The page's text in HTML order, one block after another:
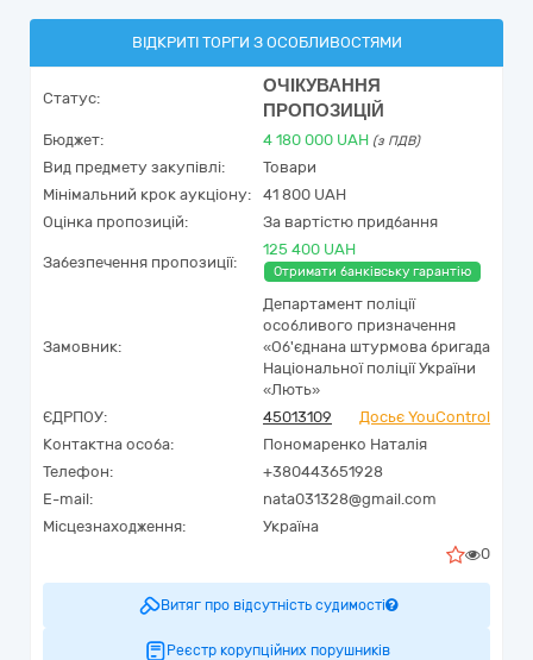
ВІДКРИТІ ТОРГИ З ОСОБЛИВОСТЯМИ
Статус:
ОЧІКУВАННЯ
ПРОПОЗИЦІЙ
Бюджет: 4 180 000 UAH (з ПДВ)
Вид предмету закупівлі:
Товари
Мінімальний крок аукціону:
41 800 UAH
Оцінка пропозицій:
За вартістю придбання
Забезпечення пропозиції:
125 400 UAH
Отримати банківську гарантію
Замовник:
Департамент поліції
особливого призначення
«Об'єднана штурмова бригада
Національної поліції України
«Лють»
ЄДРПОУ:
45013109
Досьє YouControl
Контактна особа:
Пономаренко Наталія
Телефон:
+380443651928
E-mail:
nata031328@gmail.com
Місцезнаходження:
Україна
0
Витяг про відсутність судимості
Реєстр корупційних порушників